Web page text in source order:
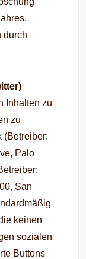
durch
Inhalten zu
zu
(Betreiber:
Palo
San
keinen
sozialen
Buttons